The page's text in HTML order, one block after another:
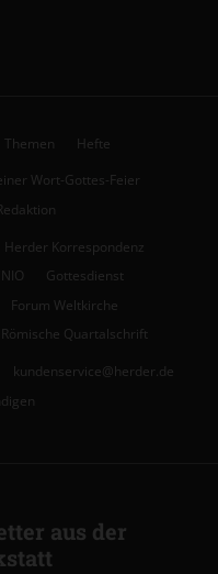
Themen Hefte
Wort-Gottes-Feier
Herder Korrespondenz
Gottesdienst
Forum Weltkirche
Römische Quartalschrift
kundenservice@herder.de
aus der